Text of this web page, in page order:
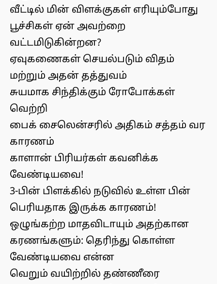
வீட்டில் மின் விளக்குகள் எரியும்போது
பூச்சிகள் ஏன் அவற்றை
வட்டமிடுகின்றன?
ஏவுகணைகள் செயல்படும் விதம்
மற்றும் அதன் தத்துவம்
சுயமாக சிந்திக்கும் ரோபோக்கள்
வெற்றி
பைக் சைலென்சரில் அதிகம் சத்தம் வர
காரணம்
காளான் பிரியர்கள் கவனிக்க
வேண்டியவை!
3-பின் பிளக்கில் நடுவில் உள்ள பின்
பெரியதாக இருக்க காரணம்!
ஒழுங்கற்ற மாதவிடாயும் அதற்கான
கரணங்களும்: தெரிந்து கொள்ள
வேண்டியவை என்ன
வெறும் வயிற்றில் தண்ணீரை